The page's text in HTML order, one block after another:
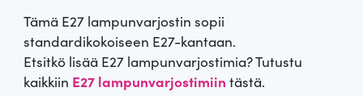
Tämä E27 lampunvarjostin sopii
standardikokoiseen E27-kantaan.
Etsitkö lisää E27 lampunvarjostimia? Tutustu
kaikkiin E27 lampunvarjostimiin tästä.